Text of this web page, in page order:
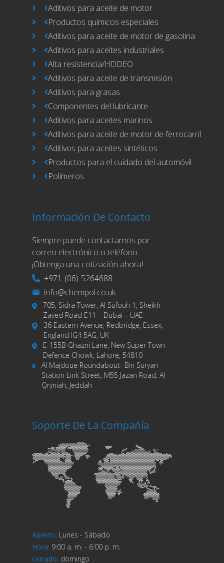
Aditivos para aceite de motor
Productos químicos especiales
Aditivos para aceite de motor de gasolina
Aditivos para aceites industriales
Alta resistencia/HDDEO
Aditivos para aceite de transmisión
Aditivos para grasas
Componentes del lubricante
Aditivos para aceites marinos
Aditivos para aceite de motor de ferrocarril
Aditivos para aceites sintéticos
Productos para el cuidado del automóvil
Polímeros
Información De Contacto
Siempre puede contactarnos por
correo electrónico o teléfono.
¡Obtenga una cotización ahora!
+971-(06)-5264688
info@chempol.co.uk
705, Sidra Tower, Al Sufouh 1, Sheikh
Zayed Road E11 – Dubai – UAE
36 Eastern Avenue, Redbridge, Essex,
England IG4 5AG, UK
E-155B Ghazni Lane, New Super Town
Defence Chowk, Lahore, 54810
Al Majdoue Roundabout- Bin Suryan
Station Link Street, M55 Jazan Road, Al
Qryniah, Jeddah
Soporte De La Compañía
Abierto: Lunes - Sábado
Hora: 9:00 a. m. - 6:00 p. m.
cerrado: domingo